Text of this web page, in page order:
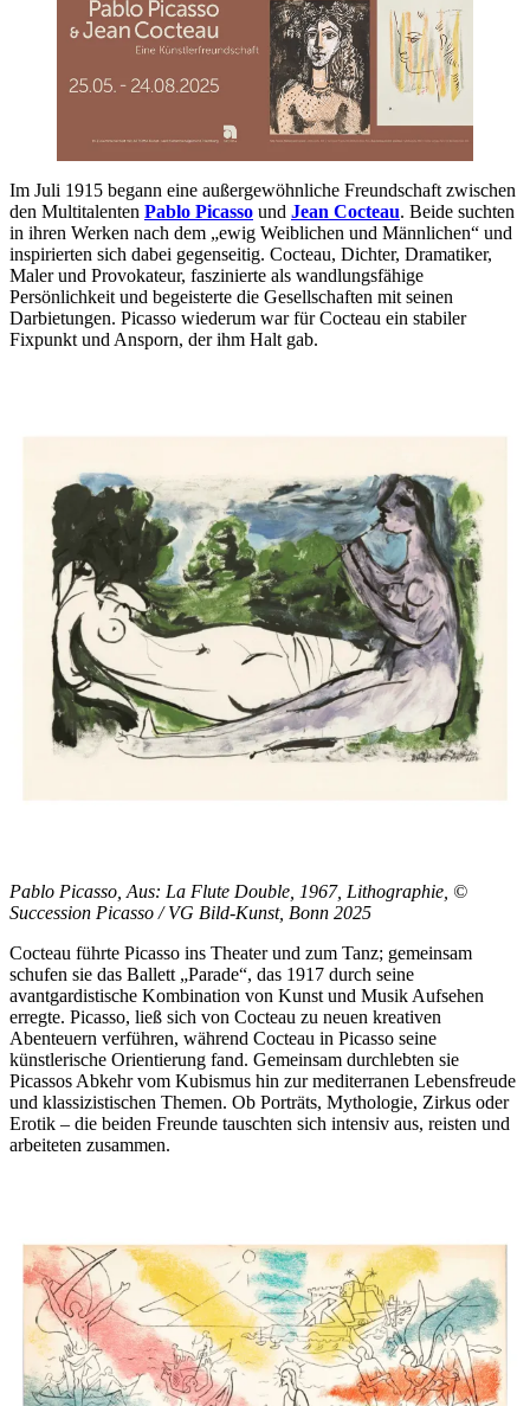
Im Juli 1915 begann eine außergewöhnliche Freundschaft zwischen
den Multitalenten Pablo Picasso und Jean Cocteau. Beide suchten
in ihren Werken nach dem „ewig Weiblichen und Männlichen“ und
inspirierten sich dabei gegenseitig. Cocteau, Dichter, Dramatiker,
Maler und Provokateur, faszinierte als wandlungsfähige
Persönlichkeit und begeisterte die Gesellschaften mit seinen
Darbietungen. Picasso wiederum war für Cocteau ein stabiler
Fixpunkt und Ansporn, der ihm Halt gab.
Pablo Picasso, Aus: La Flute Double, 1967, Lithographie, ©
Succession Picasso / VG Bild-Kunst, Bonn 2025
Cocteau führte Picasso ins Theater und zum Tanz; gemeinsam
schufen sie das Ballett „Parade“, das 1917 durch seine
avantgardistische Kombination von Kunst und Musik Aufsehen
erregte. Picasso, ließ sich von Cocteau zu neuen kreativen
Abenteuern verführen, während Cocteau in Picasso seine
künstlerische Orientierung fand. Gemeinsam durchlebten sie
Picassos Abkehr vom Kubismus hin zur mediterranen Lebensfreude
und klassizistischen Themen. Ob Porträts, Mythologie, Zirkus oder
Erotik – die beiden Freunde tauschten sich intensiv aus, reisten und
arbeiteten zusammen.